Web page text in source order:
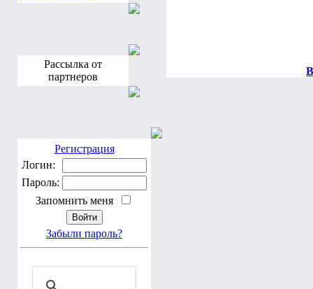
Рассылка от
партнеров
Регистрация
Логин:
Пароль:
Запомнить меня
Забыли пароль?